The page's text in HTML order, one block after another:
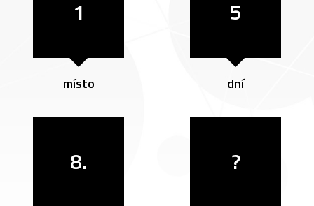
1
místo
5
dní
8. ?